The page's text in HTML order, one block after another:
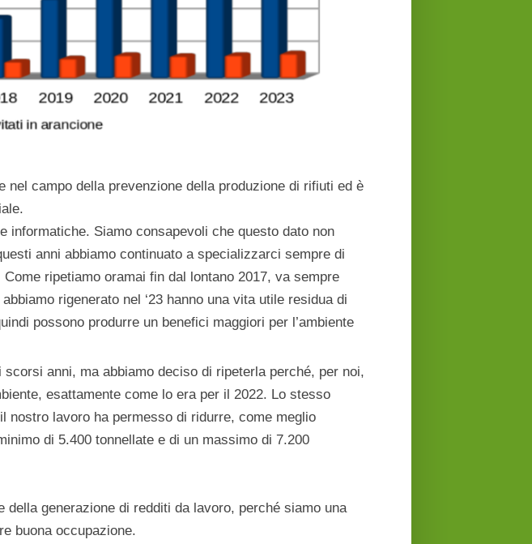
campo della prevenzione della produzione di rifiuti ed è
informatiche. Siamo consapevoli che questo dato non
anni abbiamo continuato a specializzarci sempre di
ripetiamo oramai fin dal lontano 2017, va sempre
rigenerato nel ‘23 hanno una vita utile residua di
possono produrre un benefici maggiori per l’ambiente
anni, ma abbiamo deciso di ripeterla perché, per noi,
esattamente come lo era per il 2022. Lo stesso
nostro lavoro ha permesso di ridurre, come meglio
di 5.400 tonnellate e di un massimo di 7.200
generazione di redditi da lavoro, perché siamo una
buona occupazione.